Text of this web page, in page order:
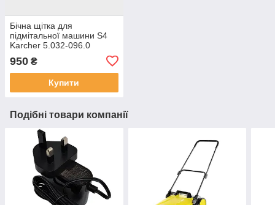
Бічна щітка для
підмітальної машини S4
Karcher 5.032-096.0
950 ₴
Купити
Подібні товари компанії